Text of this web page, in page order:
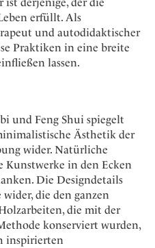
erfüllt. Als
und autodidaktischer
Praktiken in eine breite
lassen.
und Feng Shui spiegelt
Ästhetik der
wider. Natürliche
Kunstwerke in den Ecken
Die Designdetails
wider, die den ganzen
die mit der
konserviert wurden,
inspirierten